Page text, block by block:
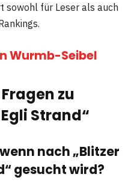
sowohl für Leser als auch
Wurmb-Seibel
zu
Strand“
nach „Blitzer
gesucht wird?